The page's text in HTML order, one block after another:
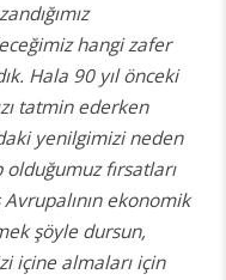
hangi zafer
Hala 90 yıl önceki
tatmin ederken
yenilgimizi neden
fırsatları
ekonomik
şöyle dursun,
içine almaları için